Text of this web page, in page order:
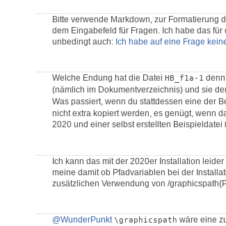
Bitte verwende Markdown, zur Formatierung
dem Eingabefeld für Fragen. Ich habe das
unbedingt auch: Ich habe auf eine Frage
Welche Endung hat die Datei HB_f1a-1
(nämlich im Dokumentverzeichnis) und sie
Was passiert, wenn du stattdessen eine der
nicht extra kopiert werden, es genügt, wenn
2020 und einer selbst erstellten Beispieldatei
Ich kann das mit der 2020er Installation
meine damit ob Pfadvariablen bei der
zusätzlichen Verwendung von /
@WunderPunkt \graphicspath wäre eine